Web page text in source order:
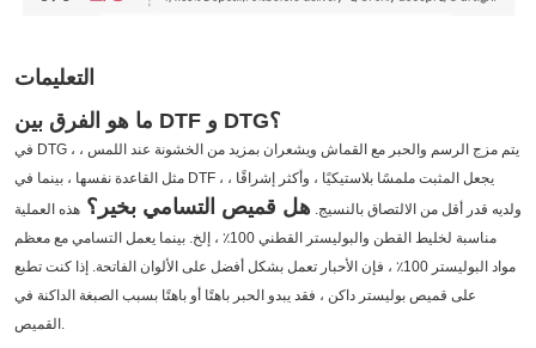
التعليمات
ما هو الفرق بين DTF و DTG؟
في DTG ، يتم مزج الرسم والحبر مع القماش ويشعران بمزيد من الخشونة عند اللمس ،
مثل القاعدة نفسها ، بينما في DTF ، يجعل المثبت ملمسًا بلاستيكيًا ، وأكثر إشراقًا ،
ولديه قدر أقل من الالتصاق بالنسيج. هل قميص التسامي بخير؟ هذه العملية
مناسبة لخليط القطن والبوليستر القطني 100٪ ، إلخ. بينما يعمل التسامي مع معظم
مواد البوليستر 100٪ ، فإن الأحبار تعمل بشكل أفضل على الألوان الفاتحة.
إذا كنت تطبع
على قميص بوليستر داكن ، فقد يبدو الحبر باهتًا أو باهتًا بسبب الصبغة الداكنة في
القميص.